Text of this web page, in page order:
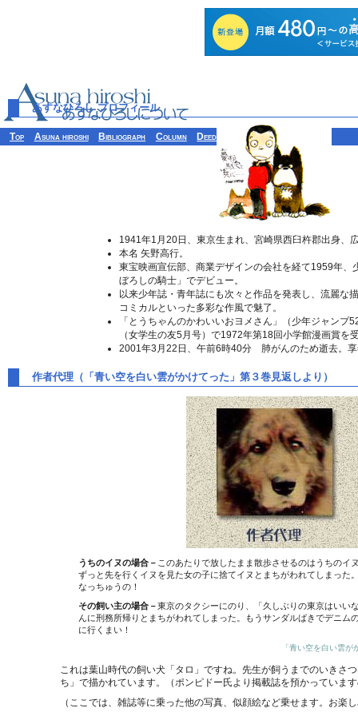
Top Asuna hiroshi Bibliograph Column Deeds Etcetera
あすなひろし プロフィール
1941年1月20日、東京生まれ、宮崎県西臼杵郡出身、
本名 矢野高行。
東宝映画宣伝部、商業デザインの会社を経て1959年、
ぼろしの騎士」でデビュー。
以来少年誌・青年誌にも次々と作品を発表し、流麗な
コミカルといった多彩な作風で魅了。
「とうちゃんのかわいいおヨメさん」（少年ジャンプ
（女学生の友5月号）で1972年第18回小学館漫画賞を
2001年3月22日、午前6時40分 肺がんのため逝去。
作者代理（「青い空を白い雲がかけてった」第３巻見返しより）
うちのイヌの場合－ このあたりで放したまま散歩させるのはうちのイ
ずっと先を行くイヌを見た女の子に捨てイヌとまちがわれてしまった
なっちゅうの！
その飼い主の場合－東京のタクシーにのり、「久しぶりの東京はいい
んに刑務所帰りとまちがわれてしまった。もうサンダルばきでデニム
に行くまい！
これは葉山時代の飼い犬「タロ」ですね。先生が飼うまでのいきさ
ち」で描かれています。（ポンピドー氏より掲載誌を預かっていま
（ここでは、雑誌等に乗った他の写真、似顔絵など乗せます。お楽